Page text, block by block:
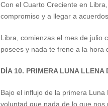
Con el Cuarto Creciente en
compromiso y a llegar a acuerdos.
Libra, comienzas el mes de julio
posees y nada te frene a la hora
DÍA 10. PRIMERA LUNA LLENA
Bajo el influjo de la primera
voluntad que nada de lo que nos